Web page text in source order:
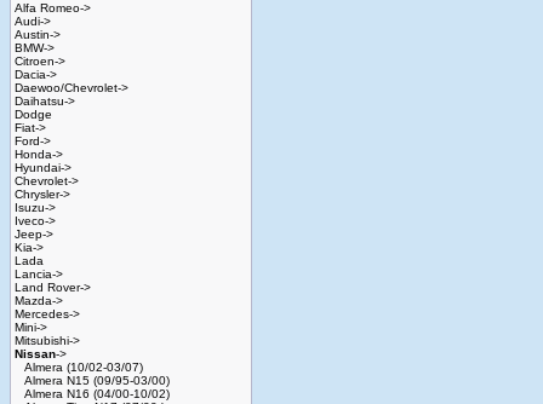
Alfa Romeo->
Audi->
Austin->
BMW->
Citroen->
Dacia->
Daewoo/Chevrolet->
Daihatsu->
Dodge
Fiat->
Ford->
Honda->
Hyundai->
Chevrolet->
Chrysler->
Isuzu->
Iveco->
Jeep->
Kia->
Lada
Lancia->
Land Rover->
Mazda->
Mercedes->
Mini->
Mitsubishi->
Nissan->
Almera (10/02-03/07)
Almera N15 (09/95-03/00)
Almera N16 (04/00-10/02)